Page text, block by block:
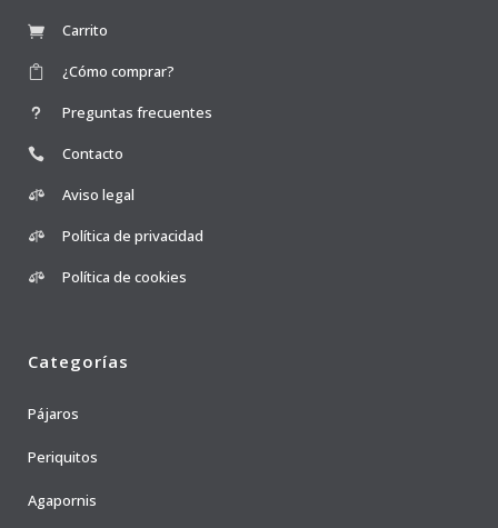
Carrito
¿Cómo comprar?
Preguntas frecuentes
Contacto
Aviso legal
Política de privacidad
Política de cookies
Categorías
Pájaros
Periquitos
Agapornis